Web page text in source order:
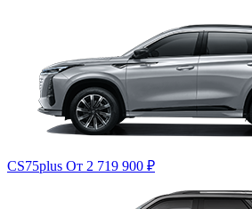
CS75plus От 2 719 900 ₽